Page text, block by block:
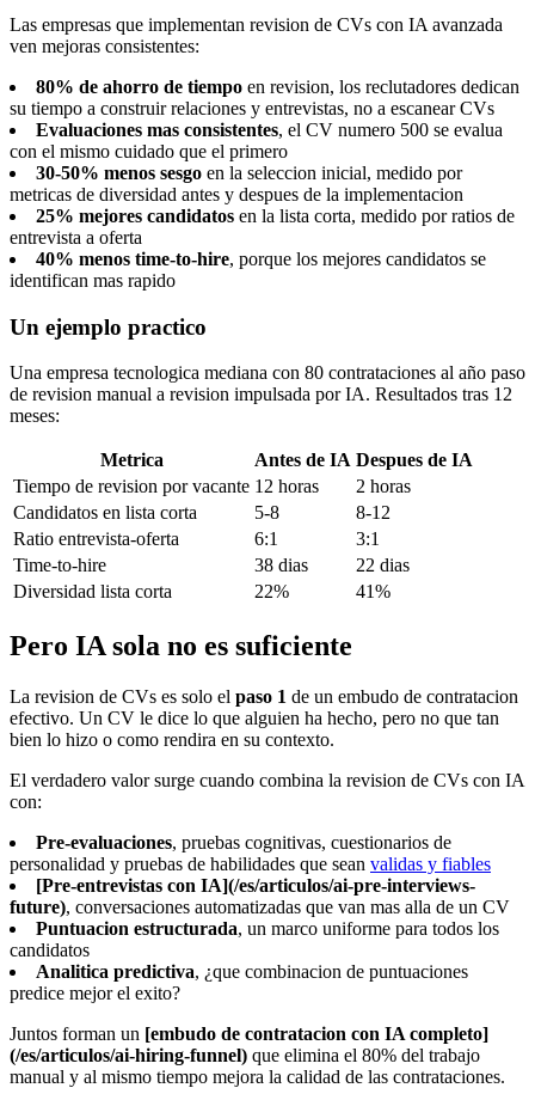
Las empresas que implementan revision de CVs con IA avanzada
ven mejoras consistentes:
80% de ahorro de tiempo en revision, los reclutadores dedican
su tiempo a construir relaciones y entrevistas, no a escanear CVs
Evaluaciones mas consistentes, el CV numero 500 se evalua
con el mismo cuidado que el primero
30-50% menos sesgo en la seleccion inicial, medido por
metricas de diversidad antes y despues de la implementacion
25% mejores candidatos en la lista corta, medido por ratios de
entrevista a oferta
40% menos time-to-hire, porque los mejores candidatos se
identifican mas rapido
Un ejemplo practico
Una empresa tecnologica mediana con 80 contrataciones al año paso
de revision manual a revision impulsada por IA. Resultados tras 12
meses:
Metrica Antes de IA Despues de IA
Tiempo de revision por vacante 12 horas
2 horas
Candidatos en lista corta
5-8
8-12
Ratio entrevista-oferta
6:1
3:1
Time-to-hire
38 dias
22 dias
Diversidad lista corta
22% 41%
Pero IA sola no es suficiente
La revision de CVs es solo el paso 1 de un embudo de contratacion
efectivo. Un CV le dice lo que alguien ha hecho, pero no que tan
bien lo hizo o como rendira en su contexto.
El verdadero valor surge cuando combina la revision de CVs con IA
con:
Pre-evaluaciones, pruebas cognitivas, cuestionarios de
personalidad y pruebas de habilidades que sean validas y fiables
[Pre-entrevistas con IA](/es/articulos/ai-pre-interviews-
future), conversaciones automatizadas que van mas alla de un CV
Puntuacion estructurada, un marco uniforme para todos los
candidatos
Analitica predictiva, ¿que combinacion de puntuaciones
predice mejor el exito?
Juntos forman un [embudo de contratacion con IA completo]
(/es/articulos/ai-hiring-funnel) que elimina el 80% del trabajo
manual y al mismo tiempo mejora la calidad de las contrataciones.